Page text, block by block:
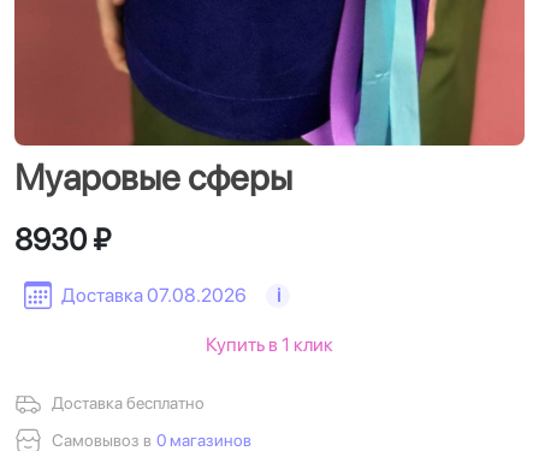
Муаровые сферы
Доставка 07.08.2026 i
8930 ₽
Доставка бесплатно
Самовывоз в 0 магазинов
Купить в 1 клик